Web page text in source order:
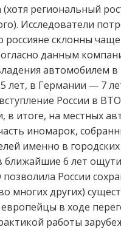
региональный
Исследователи
россияне склонны
данным
автомобилем в
лет, в Германии — 7
России в
в итоге, на местных
иномарок,
именно в
ближайшие 6 лет
России
многих других)
в ходе
работы